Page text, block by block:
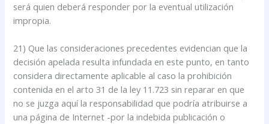
será quien deberá responder por la eventual utilización
impropia.
21) Que las consideraciones precedentes evidencian que la
decisión apelada resulta infundada en este punto, en tanto
considera directamente aplicable al caso la prohibición
contenida en el arto 31 de la ley 11.723 sin reparar en que
no se juzga aquí la responsabilidad que podría atribuirse a
una página de Internet -por la indebida publicación o